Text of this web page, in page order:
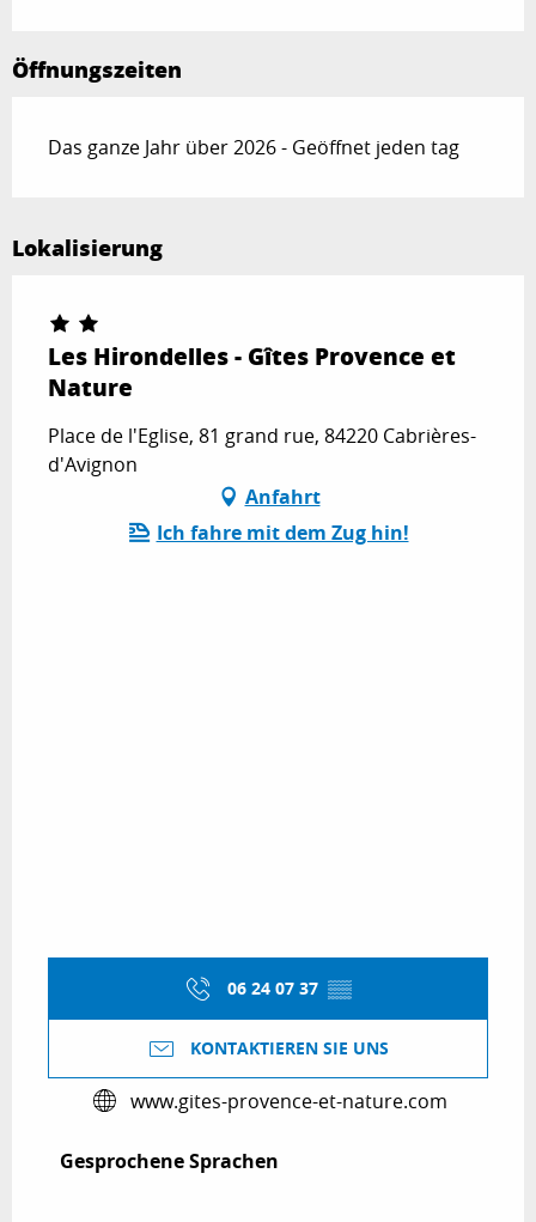
Öffnungszeiten
Das ganze Jahr über 2026 - Geöffnet jeden tag
Lokalisierung
Les Hirondelles - Gîtes Provence et
Nature
Place de l'Eglise, 81 grand rue, 84220 Cabrières-
d'Avignon
Anfahrt
Ich fahre mit dem Zug hin!
06 24 07 37 ▒▒
KONTAKTIEREN SIE UNS
www.gites-provence-et-nature.com
Gesprochene Sprachen
Gesprochene Sprachen